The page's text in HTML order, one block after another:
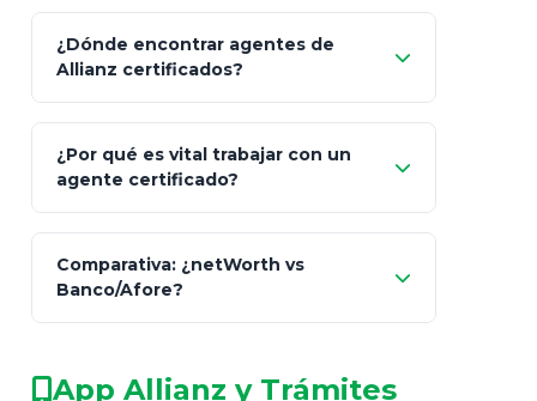
¿Dónde encontrar agentes de
Allianz certificados?
Seguros y Fianzas (CNSF)
netWorth
patrimonio con asesores informales en
¿Por qué es vital trabajar con un
agente certificado?
consultor técnico
legalmente facultado
Comparativa: ¿netWorth vs
Banco/Afore?
App Allianz y Trámites